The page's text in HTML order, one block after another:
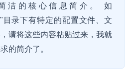
洁的核心信息简介。 如
目录下有特定的配置文件、文
请将这些内容粘贴过来，我就
的简介了。